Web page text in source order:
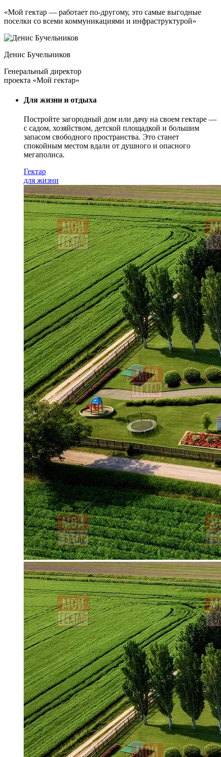
«Мой гектар — работает по-другому, это самые выгодные
поселки со всеми коммуникациями и инфраструктурой»
Денис Бучельников
Генеральный директор
проекта «Мой гектар»
Для жизни и отдыха
Постройте загородный дом или дачу на своем гектаре —
с садом, хозяйством, детской площадкой и большим
запасом свободного пространства. Это станет
спокойным местом вдали от душного и опасного
мегаполиса.
Гектар
для жизни